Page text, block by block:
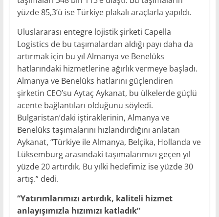
yüzde 85,3’ü ise Türkiye plakalı araçlarla yapıldı.
Uluslararası entegre lojistik şirketi Capella
Logistics de bu taşımalardan aldığı payı daha da
artırmak için bu yıl Almanya ve Benelüks
hatlarındaki hizmetlerine ağırlık vermeye başladı.
Almanya ve Benelüks hatlarını güçlendiren
şirketin CEO’su Aytaç Aykanat, bu ülkelerde güçlü
acente bağlantıları olduğunu söyledi.
Bulgaristan’daki iştiraklerinin, Almanya ve
Benelüks taşımalarını hızlandırdığını anlatan
Aykanat, “Türkiye ile Almanya, Belçika, Hollanda ve
Lüksemburg arasındaki taşımalarımızı geçen yıl
yüzde 20 artırdık. Bu yılki hedefimiz ise yüzde 30
artış.” dedi.
“Yatırımlarımızı artırdık, kaliteli hizmet
anlayışımızla hızımızı katladık”